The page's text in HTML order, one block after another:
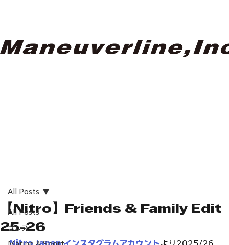
All Posts
プレス
All Posts
【Nitro】Friends & Family Edit
25-26